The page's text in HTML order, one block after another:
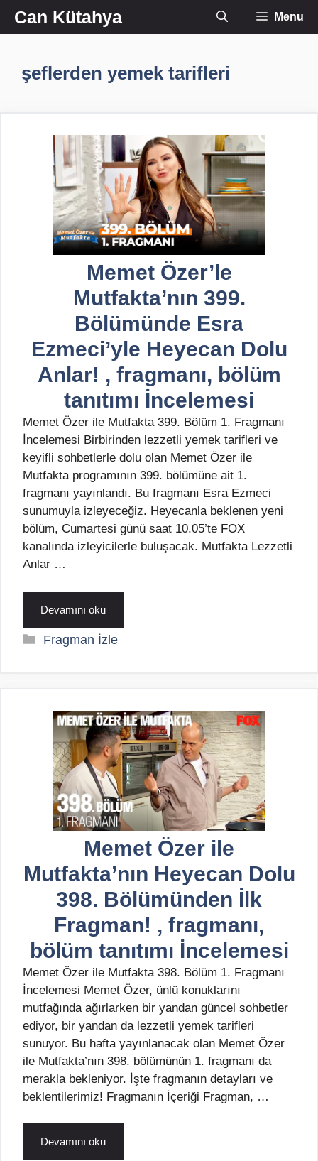
İçeriğe
atlaCan Kütahya Menu
şeflerden yemek tarifleri
Memet Özer’le
Mutfakta’nın 399.
Bölümünde Esra
Ezmeci’yle Heyecan Dolu
Anlar! , fragmanı, bölüm
tanıtımı İncelemesi
Memet Özer ile Mutfakta 399. Bölüm 1. Fragmanı
İncelemesi Birbirinden lezzetli yemek tarifleri ve
keyifli sohbetlerle dolu olan Memet Özer ile
Mutfakta programının 399. bölümüne ait 1.
fragmanı yayınlandı. Bu fragmanı Esra Ezmeci
sunumuyla izleyeceğiz. Heyecanla beklenen yeni
bölüm, Cumartesi günü saat 10.05’te FOX
kanalında izleyicilerle buluşacak. Mutfakta Lezzetli
Anlar …
Devamını oku
Kategoriler
Fragman İzle
Memet Özer ile
Mutfakta’nın Heyecan Dolu
398. Bölümünden İlk
Fragman! , fragmanı,
bölüm tanıtımı İncelemesi
Memet Özer ile Mutfakta 398. Bölüm 1. Fragmanı
İncelemesi Memet Özer, ünlü konuklarını
mutfağında ağırlarken bir yandan güncel sohbetler
ediyor, bir yandan da lezzetli yemek tarifleri
sunuyor. Bu hafta yayınlanacak olan Memet Özer
ile Mutfakta’nın 398. bölümünün 1. fragmanı da
merakla bekleniyor. İşte fragmanın detayları ve
beklentilerimiz! Fragmanın İçeriği Fragman, …
Devamını oku